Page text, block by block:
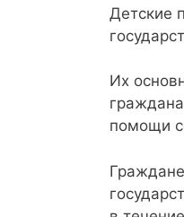
Детские
Их
помощи